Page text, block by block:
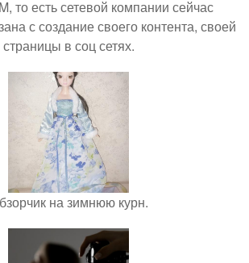
то есть сетевой компании сейчас
с создание своего контента, своей
страницы в соц сетях.
на зимнюю курн.